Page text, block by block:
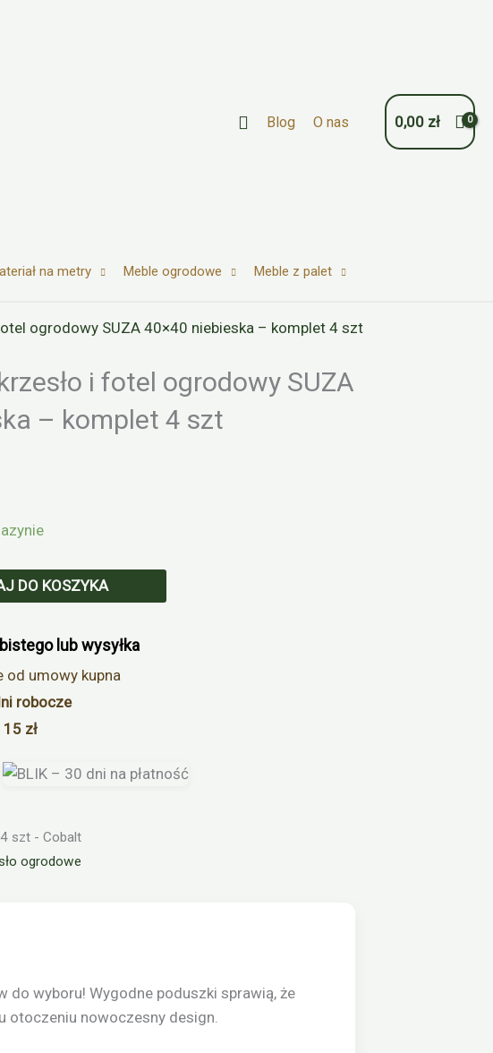
Szukaj
Blog O nas 0,00 zł
na metry Meble ogrodowe Meble z palet
ogrodowy SUZA 40×40 niebieska – komplet 4 szt
i fotel ogrodowy SUZA
– komplet 4 szt
DO KOSZYKA
lub wysyłka
od umowy kupna
robocze
15 zł
szt - Cobalt
ogrodowe
do wyboru! Wygodne poduszki sprawią, że
otoczeniu nowoczesny design.